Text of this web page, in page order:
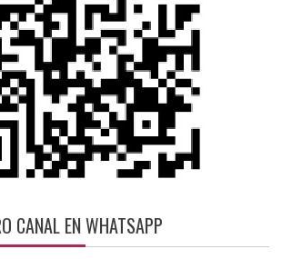
CANAL EN WHATSAPP